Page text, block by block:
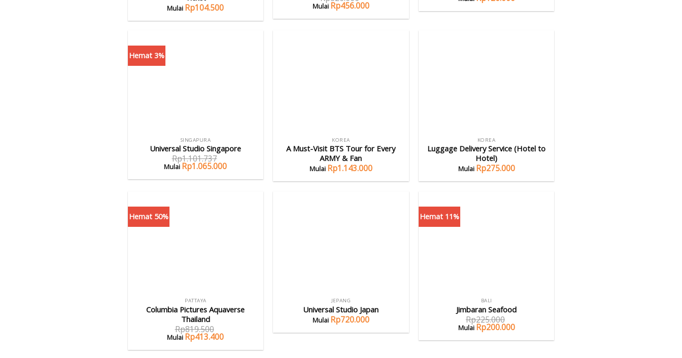
Rp104.500 Rp456.000
Hemat 3%
SINGAPURA
Universal Studio Singapore
Rp1.101.737
Rp1.065.000
KOREA
A Must-Visit BTS Tour for Every
ARMY & Fan
Rp1.143.000
KOREA
Luggage Delivery Service (Hotel to
Hotel)
Rp275.000
Hemat 50%
PATTAYA
Columbia Pictures Aquaverse
Thailand
Rp819.500
Rp413.400
JEPANG
Universal Studio Japan
Rp720.000
Hemat 11%
BALI
Jimbaran Seafood
Rp225.000
Rp200.000